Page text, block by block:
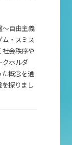
～自由主義
・スミス
会秩序や
クホルダ
概念を通
探りまし